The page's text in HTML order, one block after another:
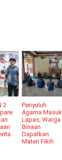
2
Penyuluh
Agama Masuk
Lapas, Warga
Binaan
Dapatkan
Materi Fikih